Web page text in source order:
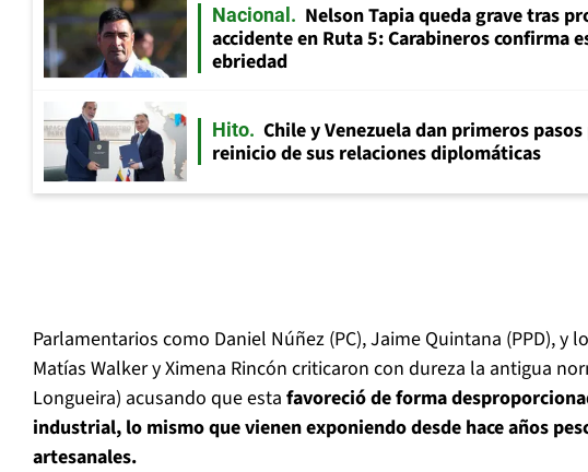
Nacional
Nelson Tapia queda grave tras
accidente en Ruta 5: Carabineros confirma
ebriedad
Hito
Chile y Venezuela dan primeros pasos
reinicio de sus relaciones diplomáticas
Parlamentarios como Daniel Núñez (PC), Jaime Quintana (PPD), y
Matías Walker y Ximena Rincón criticaron con dureza la antigua
Longueira) acusando que esta favoreció de forma
industrial, lo mismo que vienen exponiendo desde hace años
artesanales.